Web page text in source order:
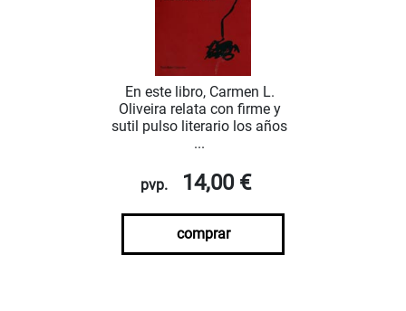
En este libro, Carmen L.
Oliveira relata con firme y
sutil pulso literario los años
...
pvp. 14,00 €
comprar